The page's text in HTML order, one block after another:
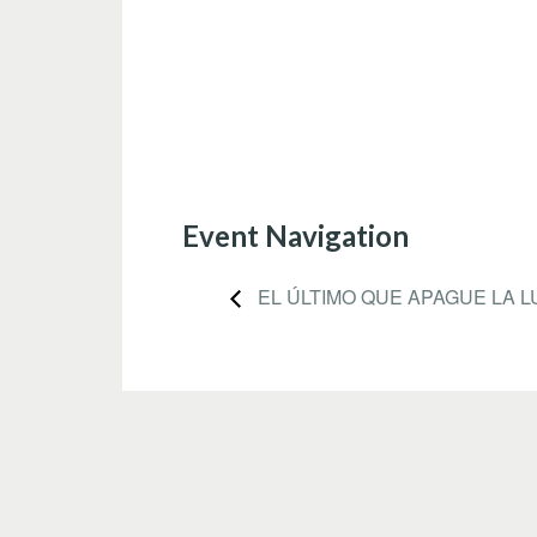
Event Navigation
EL ÚLTIMO QUE APAGUE LA